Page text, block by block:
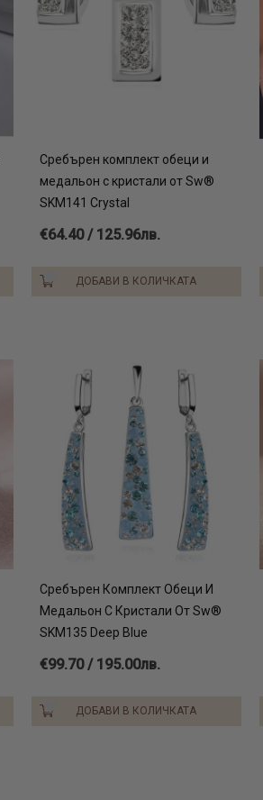
Сребърен комплект обеци и
медальон с кристали от Sw®
SKM141 Crystal
€64.40 / 125.96лв.
ДОБАВИ В КОЛИЧКАТА
Сребърен Комплект Обеци И
Медальон С Кристали От Sw®
SKM135 Deep Blue
€99.70 / 195.00лв.
ДОБАВИ В КОЛИЧКАТА